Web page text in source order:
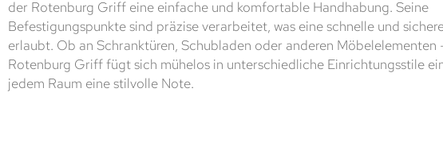
der Rotenburg Griff eine einfache und komfortable Handhabung. Seine
Befestigungspunkte sind präzise verarbeitet, was eine schnelle und
erlaubt. Ob an Schranktüren, Schubladen oder anderen Möbelelementen
Rotenburg Griff fügt sich mühelos in unterschiedliche Einrichtungsstile
jedem Raum eine stilvolle Note.